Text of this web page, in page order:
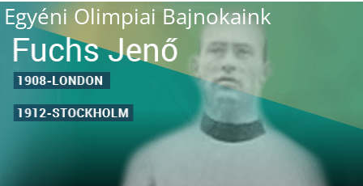
Egyéni Olimpiai Bajnokaink